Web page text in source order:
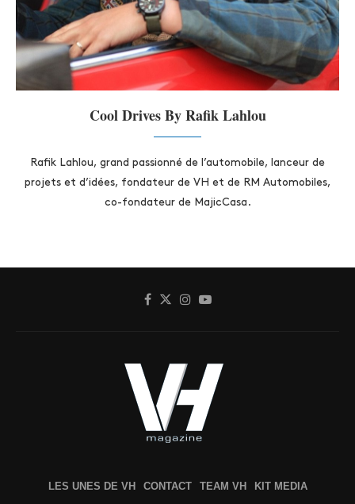
Cool Drives By Rafik Lahlou
Rafik Lahlou, grand passionné de l’automobile, lanceur de
projets et d’idées, fondateur de VH et de RM Automobiles,
co-fondateur de MajicCasa.
LES UNES DE VH CONTACT TEAM VH KIT MEDIA